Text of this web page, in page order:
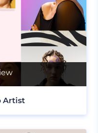
Artist